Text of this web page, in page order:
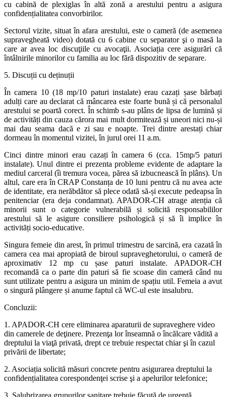
cu cabină de plexiglas în altă zonă a arestului pentru a asigura
confidențialitatea convorbirilor.
Sectorul vizite, situat în afara arestului, este o cameră (de asemenea
supravegheată video) dotată cu 6 cabine cu separator şi o masă la
care ar avea loc discuţiile cu avocaţii. Asociația cere asigurări că
întâlnirile minorilor cu familia au loc fără dispozitiv de separare.
5. Discuții cu deținuții
În camera 10 (18 mp/10 paturi instalate) erau cazați șase bărbați
adulți care au declarat că mâncarea este foarte bună și că personalul
arestului se poartă corect. În schimb s-au plâns de lipsa de lumină și
de activități din cauza cărora mai mult dormitează și uneori nici nu-și
mai dau seama dacă e zi sau e noapte. Trei dintre arestați chiar
dormeau în momentul vizitei, în jurul orei 11 a.m.
Cinci dintre minori erau cazați în camera 6 (cca. 15mp/5 paturi
instalate). Unul dintre ei prezenta probleme evidente de adaptare la
mediul carceral (îi tremura vocea, părea să izbucnească în plâns). Un
altul, care era în CRAP Constanța de 10 luni pentru că nu avea acte
de identitate, era nerăbdător să plece odată să-și execute pedeapsa în
penitenciar (era deja condamnat). APADOR-CH atrage atenția că
minorii sunt o categorie vulnerabilă și solicită responsabililor
arestului să le asigure consiliere psihologică și să îi implice în
activități socio-educative.
Singura femeie din arest, în primul trimestru de sarcină, era cazată în
camera cea mai apropiată de biroul supraveghetorului, o cameră de
aproximativ 12 mp cu șase paturi instalate. APADOR-CH
recomandă ca o parte din paturi să fie scoase din cameră când nu
sunt utilizate pentru a asigura un minim de spațiu util. Femeia a avut
o singură plângere și anume faptul că WC-ul este insalubru.
Concluzii:
1. APADOR-CH cere eliminarea aparaturii de supraveghere video
din camerele de deţinere. Prezenţa lor înseamnă o încălcare vădită a
dreptului la viaţă privată, drept ce trebuie respectat chiar şi în cazul
privării de libertate;
2. Asociația solicită măsuri concrete pentru asigurarea dreptului la
confidențialitatea corespondenţei scrise şi a apelurilor telefonice;
3. Salubrizarea grupurilor sanitare trebuie făcută de urgență.